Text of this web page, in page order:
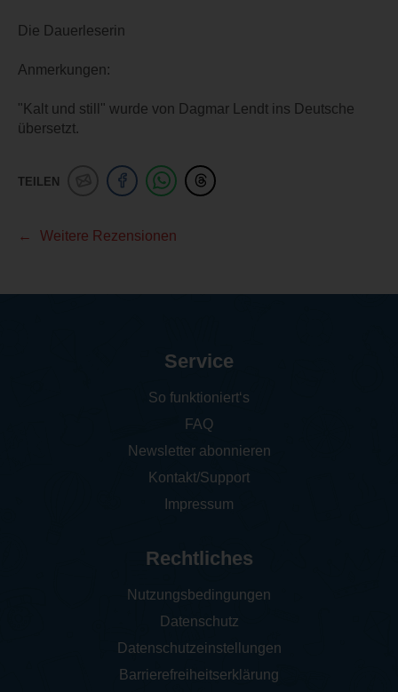
Die Dauerleserin
Anmerkungen:
"Kalt und still" wurde von Dagmar Lendt ins Deutsche
übersetzt.
TEILEN
Weitere Rezensionen
Service
So funktioniert‘s
FAQ
Newsletter abonnieren
Kontakt/Support
Impressum
Rechtliches
Nutzungsbedingungen
Datenschutz
Datenschutzeinstellungen
Barrierefreiheitserklärung